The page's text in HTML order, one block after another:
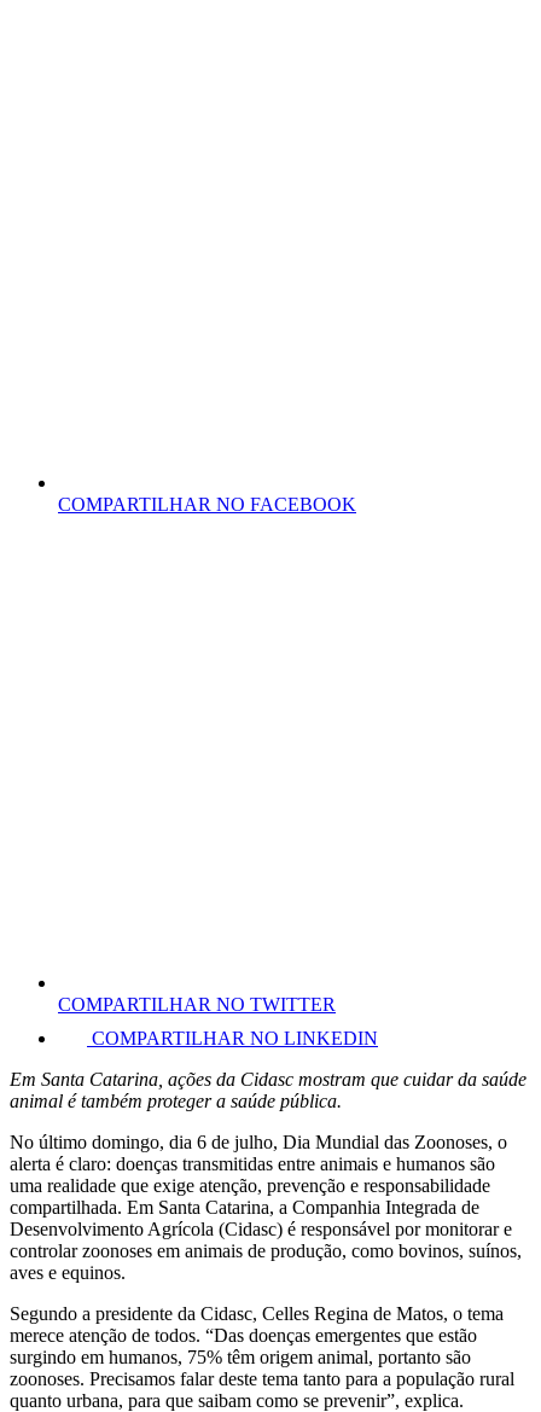
COMPARTILHAR NO FACEBOOK
COMPARTILHAR NO TWITTER
COMPARTILHAR NO LINKEDIN
Em Santa Catarina, ações da Cidasc mostram que cuidar da saúde
animal é também proteger a saúde pública.
No último domingo, dia 6 de julho, Dia Mundial das Zoonoses, o
alerta é claro: doenças transmitidas entre animais e humanos são
uma realidade que exige atenção, prevenção e responsabilidade
compartilhada. Em Santa Catarina, a Companhia Integrada de
Desenvolvimento Agrícola (Cidasc) é responsável por monitorar e
controlar zoonoses em animais de produção, como bovinos, suínos,
aves e equinos.
Segundo a presidente da Cidasc, Celles Regina de Matos, o tema
merece atenção de todos. “Das doenças emergentes que estão
surgindo em humanos, 75% têm origem animal, portanto são
zoonoses. Precisamos falar deste tema tanto para a população rural
quanto urbana, para que saibam como se prevenir”, explica.